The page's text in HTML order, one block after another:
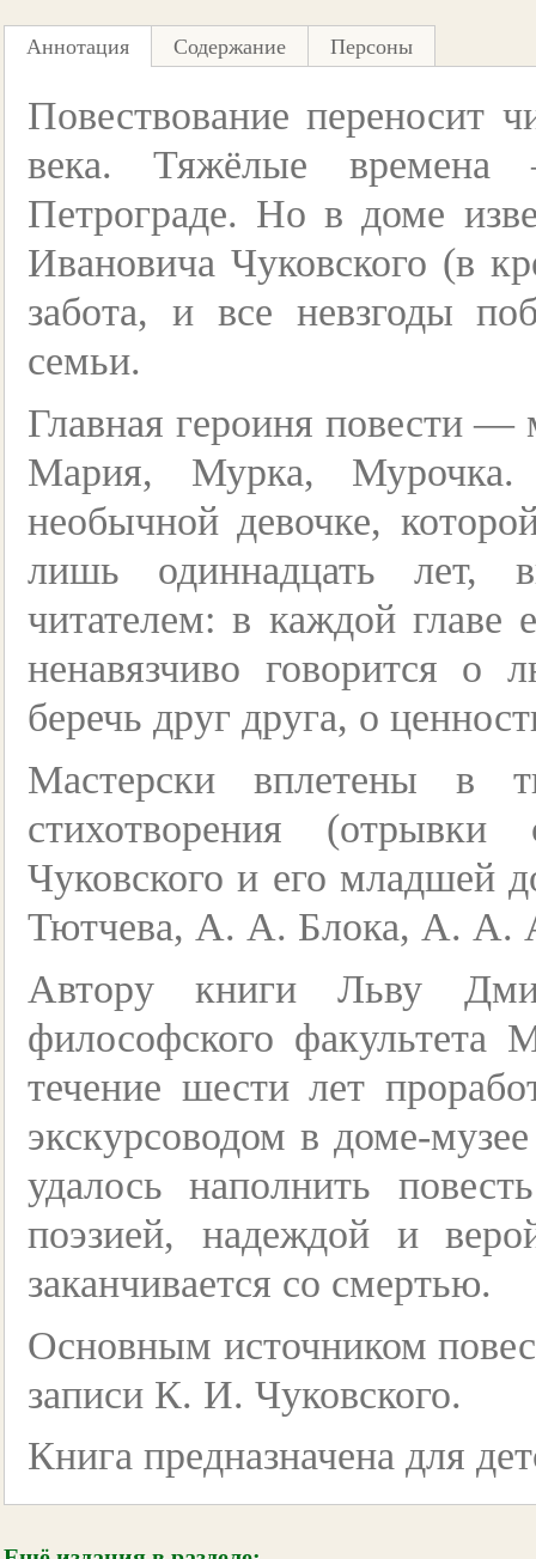
Аннотация Содержание Персоны
Повествование переносит
века. Тяжёлые
Петрограде. Но в доме
Ивановича Чуковского (в
забота, и все невзгоды
семьи.
Главная героиня повести
Мария, Мурка, Мурочка.
необычной девочке,
лишь одиннадцать лет,
читателем: в каждой главе
ненавязчиво говорится
беречь друг друга, о
Мастерски вплетены в
стихотворения
Чуковского и его
Тютчева, А. А. Блока, А. А.
Автору книги Льву
философского
течение шести лет
экскурсоводом в доме-
удалось наполнить
поэзией, надеждой и
заканчивается со смертью.
Основным источником
записи К. И. Чуковского.
Книга предназначена для